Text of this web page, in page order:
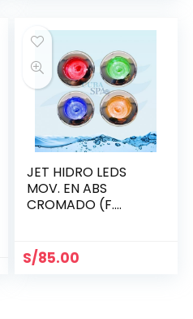
JET HIDRO LEDS
MOV. EN ABS
CROMADO (F.
«LG»
S/85.00